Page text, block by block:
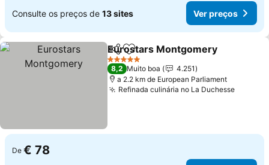
Consulte os preços de 13 sites Ver preços
PartilharAdicionar aos favoritos
Eurostars Montgomery
5 Estrelas
8,2 Muito boa
4.251
a 2.2 km de European Parliament
Refinada culinária no La Duchesse
De € 78